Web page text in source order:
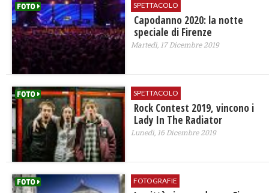
SPETTACOLO
Capodanno 2020: la notte
speciale di Firenze
Martedì, 17 Dicembre 2019
SPETTACOLO
Rock Contest 2019, vincono i
Lady In The Radiator
Lunedì, 16 Dicembre 2019
FOTOGRAFIE